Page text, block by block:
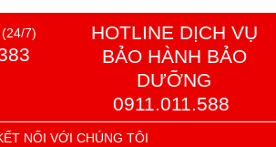
7)
HOTLINE DỊCH VỤ
BẢO HÀNH BẢO
DƯỠNG
0911.011.588
NỐI VỚI CHÚNG TÔI